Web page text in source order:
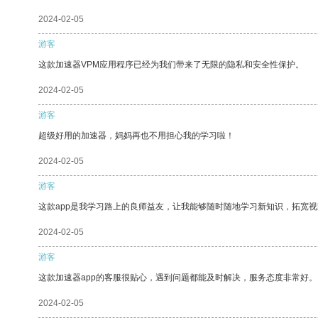
2024-02-05
游客
这款加速器VPM应用程序已经为我们带来了无限的隐私和安全性保护。
2024-02-05
游客
超级好用的加速器，妈妈再也不用担心我的学习啦！
2024-02-05
游客
这款app是我学习路上的良师益友，让我能够随时随地学习新知识，拓宽
2024-02-05
游客
这款加速器app的客服很贴心，遇到问题都能及时解决，服务态度非常好。
2024-02-05